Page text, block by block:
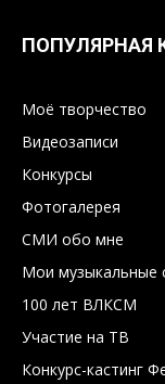
ПОПУЛЯРНАЯ
Моё творчество
Видеозаписи
Конкурсы
Фотогалерея
СМИ обо мне
Мои музыкальные
100 лет ВЛКСМ
Участие на ТВ
Конкурс-кастинг